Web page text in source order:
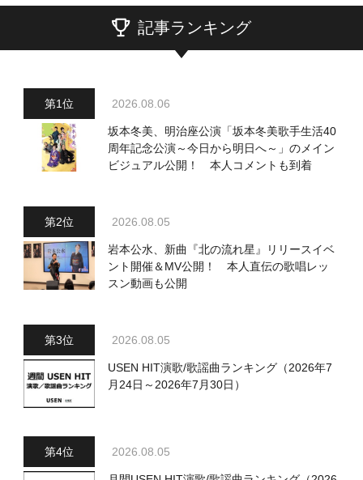
記事ランキング
2026.08.06
坂本冬美、明治座公演「坂本冬美歌手生活40
周年記念公演～今日から明日へ～」のメイン
ビジュアル公開！ 本人コメントも到着
2026.08.05
岩本公水、新曲『北の流れ星』リリースイベ
ント開催＆MV公開！ 本人直伝の歌唱レッ
スン動画も公開
2026.08.05
USEN HIT演歌/歌謡曲ランキング（2026年7
月24日～2026年7月30日）
2026.08.05